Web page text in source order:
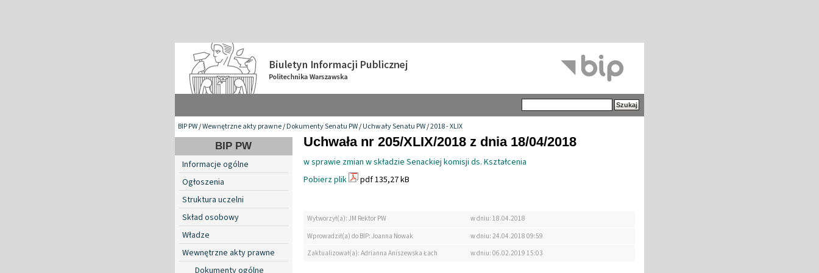
BIP PW/Wewnętrzne akty prawne/Dokumenty Senatu PW/Uchwały Senatu PW/2018 - XLIX
BIP PW
Informacje ogólne
Ogłoszenia
Struktura uczelni
Skład osobowy
Władze
Wewnętrzne akty prawne
Dokumenty ogólne
Uchwała nr 205/XLIX/2018 z dnia 18/04/2018
w sprawie zmian w składzie Senackiej komisji ds. Kształcenia
Pobierz plik
pdf 135,27 kB
Wytworzył(a): JM Rektor PW
w dniu: 18.04.2018
Wprowadził(a) do BIP: Joanna Nowak
w dniu: 24.04.2018 09:59
Zaktualizował(a): Adrianna Aniszewska Łach
w dniu: 06.02.2019 15:03